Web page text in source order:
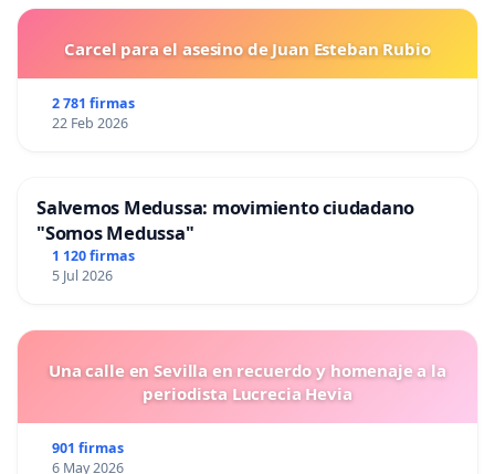
Carcel para el asesino de Juan Esteban Rubio
2 781 firmas
22 Feb 2026
Salvemos Medussa: movimiento ciudadano
"Somos Medussa"
1 120 firmas
5 Jul 2026
Una calle en Sevilla en recuerdo y homenaje a la
periodista Lucrecia Hevia
901 firmas
6 May 2026